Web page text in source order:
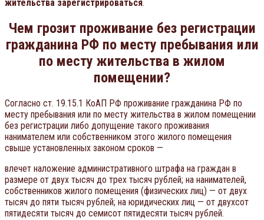
жительства зарегистрироваться.
Чем грозит проживание без регистрации
гражданина РФ по месту пребывания или
по месту жительства в жилом
помещении?
Согласно ст. 19.15.1 КоАП РФ проживание гражданина РФ по
месту пребывания или по месту жительства в жилом помещении
без регистрации либо допущение такого проживания
нанимателем или собственником этого жилого помещения
свыше установленных законом сроков —
влечет наложение административного штрафа на граждан в
размере от двух тысяч до трех тысяч рублей; на нанимателей,
собственников жилого помещения (физических лиц) — от двух
тысяч до пяти тысяч рублей; на юридических лиц — от двухсот
пятидесяти тысяч до семисот пятидесяти тысяч рублей.